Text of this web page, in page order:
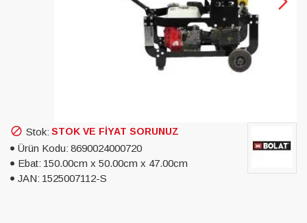
Stok: STOK VE FIYAT SORUNUZ
Ürün Kodu: 8690024000720
Ebat: 150.00cm x 50.00cm x 47.00cm
JAN: 1525007112-S